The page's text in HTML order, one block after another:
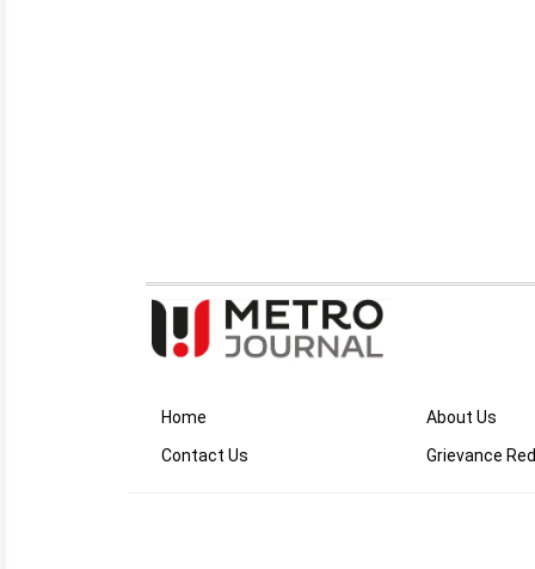
Home About Us
Contact Us
Grievance